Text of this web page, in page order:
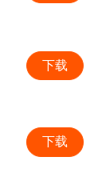
下载
下载